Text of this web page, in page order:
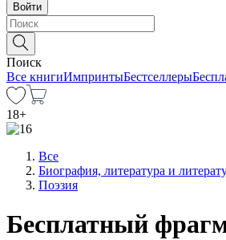
Войти
Поиск
Все книгиИмпринтыБестселлеры
18+
Все
Биография, литература и
Поэзия
Бесплатный